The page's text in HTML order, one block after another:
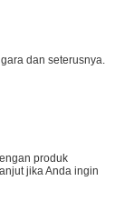
dan seterusnya.
produk
jika Anda ingin